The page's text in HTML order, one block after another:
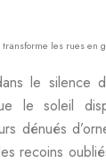
les rues en
le silence
le soleil
dénués
recoins